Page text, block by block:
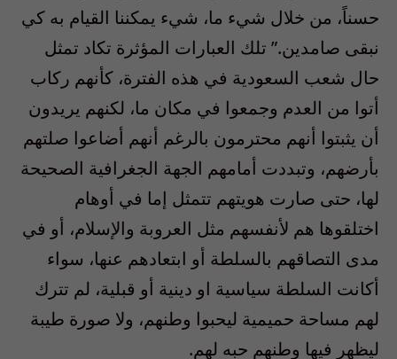
حسناً، من خلال شيء ما، شيء يمكننا القيام به كي
نبقى صامدين.” تلك العبارات المؤثرة تكاد تمثل
حال شعب السعودية في هذه الفترة، كأنهم ركاب
أتوا من العدم وجمعوا في مكان ما، لكنهم يريدون
أن يثبتوا أنهم محترمون بالرغم أنهم أضاعوا صلتهم
بأرضهم، وتبددت أمامهم الجهة الجغرافية الصحيحة
لها، حتى صارت هويتهم تتمثل إما في أوهام
اختلقوها هم لأنفسهم مثل العروبة والإسلام، أو في
مدى التصاقهم بالسلطة أو ابتعادهم عنها، سواء
أكانت السلطة سياسية او دينية أو قبلية، لم تترك
لهم مساحة حميمية ليحبوا وطنهم، ولا صورة طيبة
ليظهر فيها وطنهم حبه لهم.